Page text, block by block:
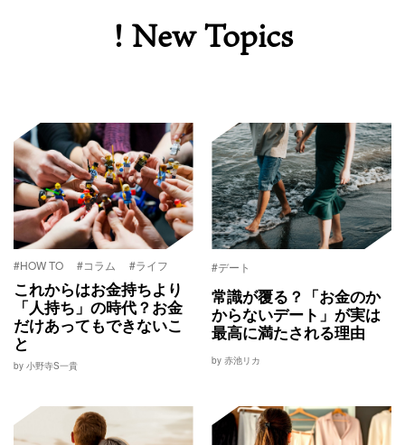
! New Topics
#HOW TO #コラム #ライフ
これからはお金持ちより
「人持ち」の時代？お金
だけあってもできないこ
と
by 小野寺S一貴
#デート
常識が覆る？「お金のか
からないデート」が実は
最高に満たされる理由
by 赤池リカ